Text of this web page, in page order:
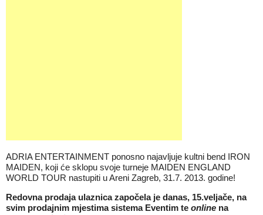
ADRIA ENTERTAINMENT ponosno najavljuje kultni bend IRON
MAIDEN, koji će sklopu svoje turneje MAIDEN ENGLAND
WORLD TOUR nastupiti u Areni Zagreb, 31.7. 2013. godine!
Redovna prodaja ulaznica započela je danas, 15.veljače, na
svim prodajnim mjestima sistema Eventim te online na